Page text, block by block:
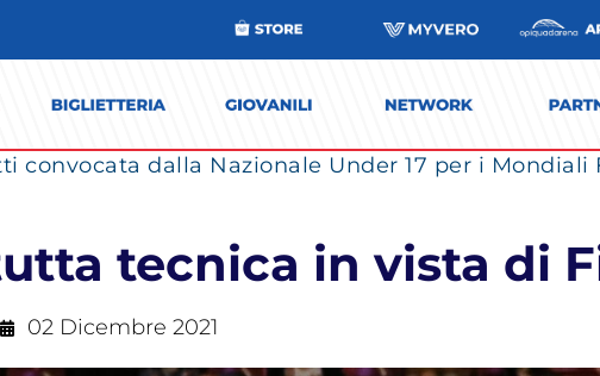
convocata dalla Nazionale Under 17 per i Mondiali
tecnica in vista di
02 Dicembre 2021